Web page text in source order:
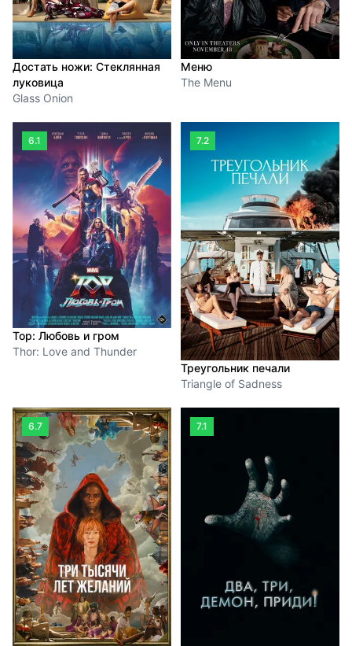
Достать ножи: Стеклянная
луковица
Glass Onion
Меню
The Menu
6.1
Тор: Любовь и гром
Thor: Love and Thunder
7.2
Треугольник печали
Triangle of Sadness
6.7 7.1